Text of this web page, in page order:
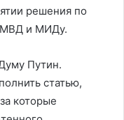
решения по
МВД и МИДу.
Путин.
статью,
которые